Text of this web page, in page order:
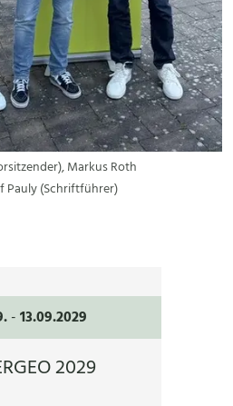
Markus Roth
Pauly (Schriftführer)
-13.09.2029
2029